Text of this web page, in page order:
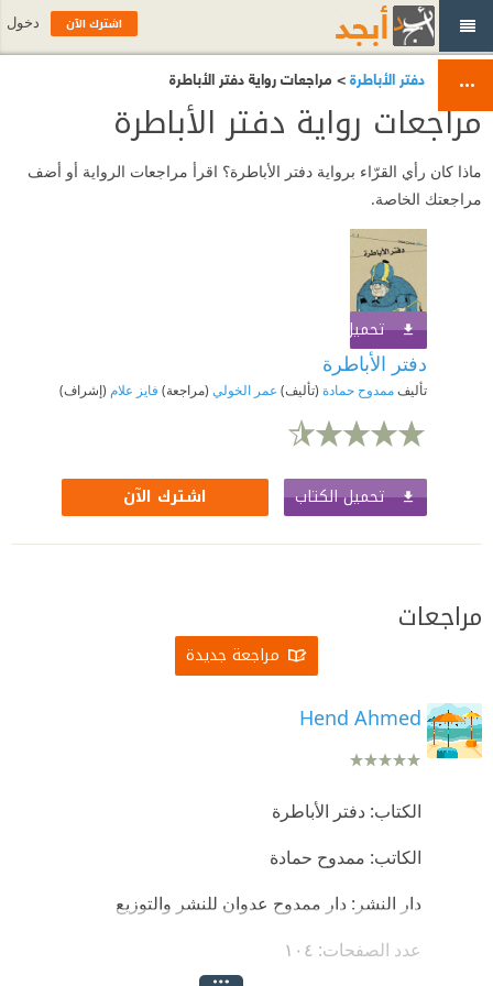
دفتر الأباطرة> مراجعات رواية دفتر الأباطرة
مراجعات رواية دفتر الأباطرة
ماذا كان رأي القرّاء برواية دفتر الأباطرة؟ اقرأ مراجعات الرواية أو أضف
مراجعتك الخاصة.
تحميل الكتاب
دفتر الأباطرة
تأليفممدوح حمادة (تأليف) عمر الخولي (مراجعة) فايز علام (إشراف)
تحميل الكتاب اشترك الآن
مراجعات
مراجعة جديدة
Hend Ahmed
الكتاب: دفتر الأباطرة
الكاتب: ممدوح حمادة
دار النشر: دار ممدوح عدوان للنشر والتوزيع
عدد الصفحات: ١٠٤
اشترك الآن دخول